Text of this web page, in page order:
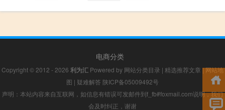
电商分类
Copyright © 2012 - 2026 利为汇 Powered by 网站分类目录 | 精选推荐文章 |网站地
图 | 疑难解答 陕ICP备05009492号
声明：本站内容来自互联网，如信息有错误可发邮件到f_fb#foxmail.com说明，我们
会及时纠正，谢谢